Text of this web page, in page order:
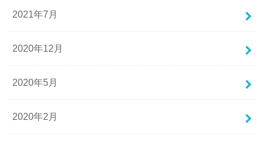
2021年7月
2020年12月
2020年5月
2020年2月